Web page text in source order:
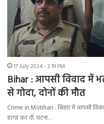
17 July 2024 - 2:19 PM
Bihar : आपसी विवाद में
से गोदा, दोनों की मौत
Crime in Motihari : बिहार में आपसी
हत्या कर दी. घटना…